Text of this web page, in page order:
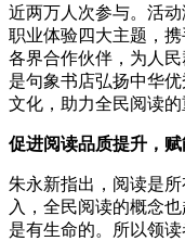
近两万人次参与。活
职业体验四大主题，
各界合作伙伴，为人
是句象书店弘扬中华
文化，助力全民阅读的
促进阅读品质提升，
朱永新指出，阅读是
入，全民阅读的概念
是有生命的。所以领